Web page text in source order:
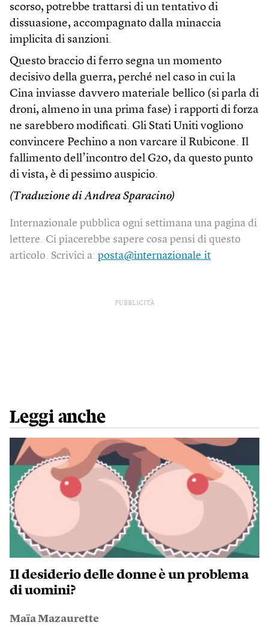
scorso, potrebbe trattarsi di un tentativo di
dissuasione, accompagnato dalla minaccia
implicita di sanzioni.
Questo braccio di ferro segna un momento
decisivo della guerra, perché nel caso in cui la
Cina inviasse davvero materiale bellico (si parla di
droni, almeno in una prima fase) i rapporti di forza
ne sarebbero modificati. Gli Stati Uniti vogliono
convincere Pechino a non varcare il Rubicone. Il
fallimento dell’incontro del G20, da questo punto
di vista, è di pessimo auspicio.
(Traduzione di Andrea Sparacino)
Internazionale pubblica ogni settimana una pagina di
lettere. Ci piacerebbe sapere cosa pensi di questo
articolo. Scrivici a: posta@internazionale.it
PUBBLICITÀ
Leggi anche
Il desiderio delle donne è un problema
di uomini?
Maïa Mazaurette